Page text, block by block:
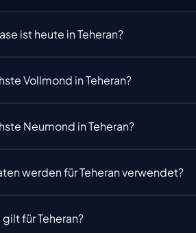
ist heute in Teheran?
Vollmond in Teheran?
Neumond in Teheran?
werden für Teheran verwendet?
für Teheran?